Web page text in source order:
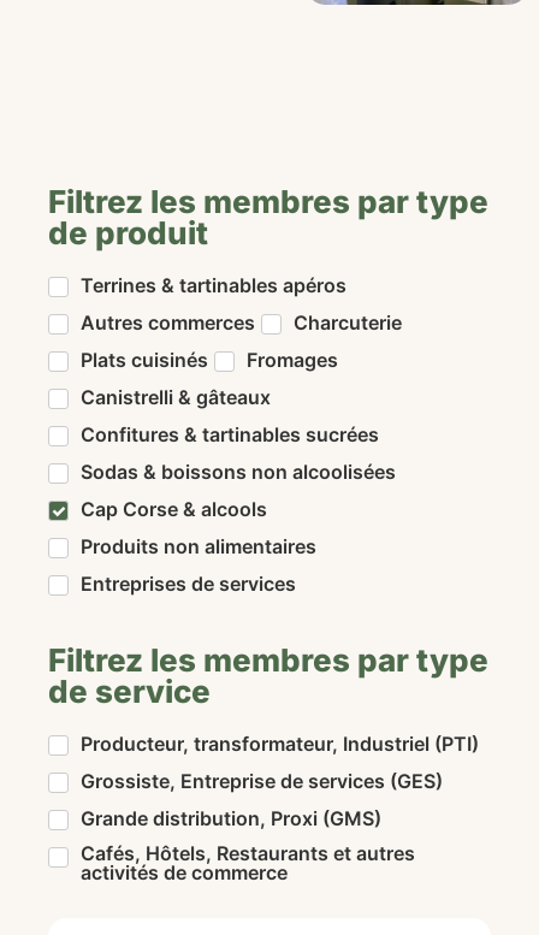
Filtrez les membres par type
de produit
Terrines & tartinables apéros
Autres commerces
Charcuterie
Plats cuisinés
Fromages
Canistrelli & gâteaux
Confitures & tartinables sucrées
Sodas & boissons non alcoolisées
Cap Corse & alcools
Produits non alimentaires
Entreprises de services
Filtrez les membres par type
de service
Producteur, transformateur, Industriel (PTI)
Grossiste, Entreprise de services (GES)
Grande distribution, Proxi (GMS)
Cafés, Hôtels, Restaurants et autres
activités de commerce